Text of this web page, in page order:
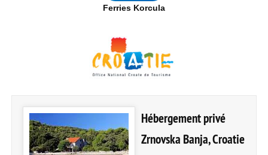
Ferries Korcula
Hébergement privé
Zrnovska Banja, Croatie